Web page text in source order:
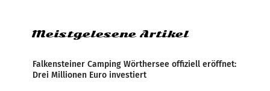
Meistgelesene Artikel
Falkensteiner Camping Wörthersee offiziell eröffnet:
Drei Millionen Euro investiert